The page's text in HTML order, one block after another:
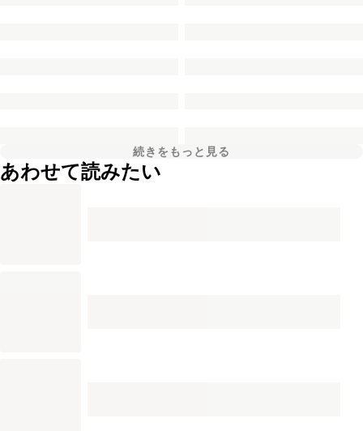
続きをもっと見る
あわせて読みたい